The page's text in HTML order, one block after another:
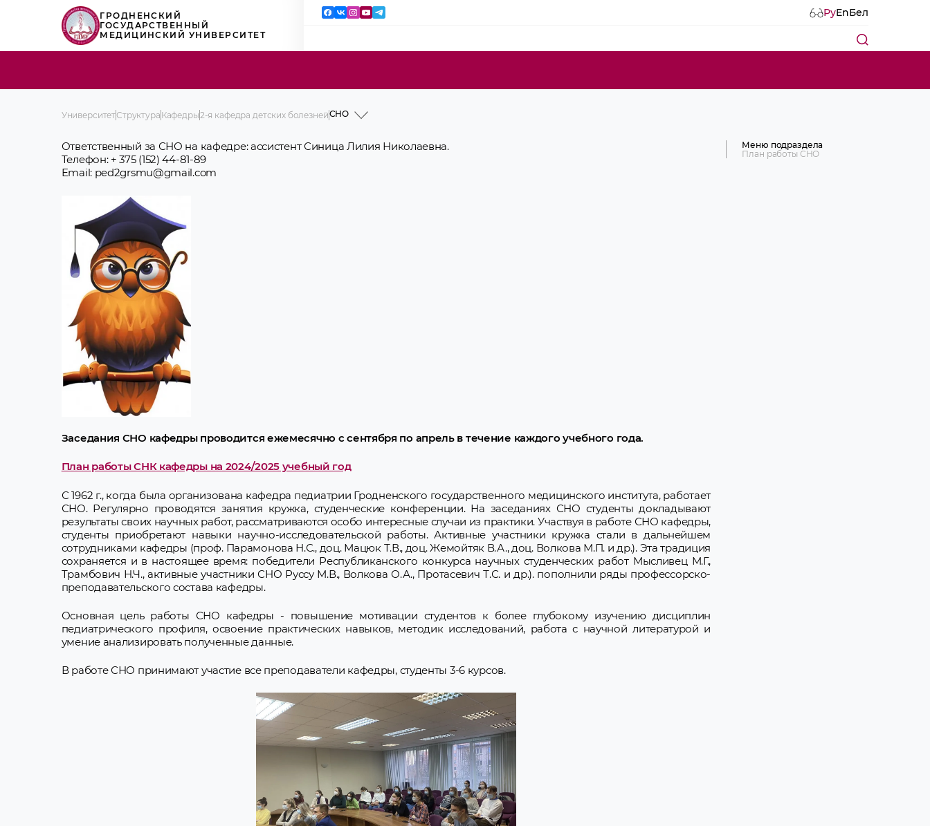
ГРОДНЕНСКИЙ
ГОСУДАРСТВЕННЫЙ
МЕДИЦИНСКИЙ УНИВЕРСИТЕТ
РуEnБел
УниверситетСтруктура Кафедры2-я кафедра детских болезнейСНО
Профессорско-преподавательский
состав
Ответственный за СНО на кафедре: ассистент Синица Лилия Николаевна.
Телефон: + 375 (152) 44-81-89
Email: ped2grsmu@gmail.com
Заседания СНО кафедры проводится ежемесячно с сентября по апрель в течение каждого учебного года.
План работы СНК кафедры на 2024/2025 учебный год
С 1962 г., когда была организована кафедра педиатрии Гродненского государственного медицинского института, работает
СНО. Регулярно проводятся занятия кружка, студенческие конференции. На заседаниях СНО студенты докладывают
результаты своих научных работ, рассматриваются особо интересные случаи из практики. Участвуя в работе СНО кафедры,
студенты приобретают навыки научно-исследовательской работы. Активные участники кружка стали в дальнейшем
сотрудниками кафедры (проф. Парамонова Н.С., доц. Мацюк Т.В., доц. Жемойтяк В.А., доц. Волкова М.П. и др.). Эта традиция
сохраняется и в настоящее время: победители Республиканского конкурса научных студенческих работ Мысливец М.Г.,
Трамбович Н.Ч., активные участники СНО Руссу М.В., Волкова О.А., Протасевич Т.С. и др.). пополнили ряды профессорско-
преподавательского состава кафедры.
Основная цель работы СНО кафедры - повышение мотивации студентов к более глубокому изучению дисциплин
педиатрического профиля, освоение практических навыков, методик исследований, работа с научной литературой и
умение анализировать полученные данные.
В работе СНО принимают участие все преподаватели кафедры, студенты 3-6 курсов.
Меню подраздела
План работы СНО